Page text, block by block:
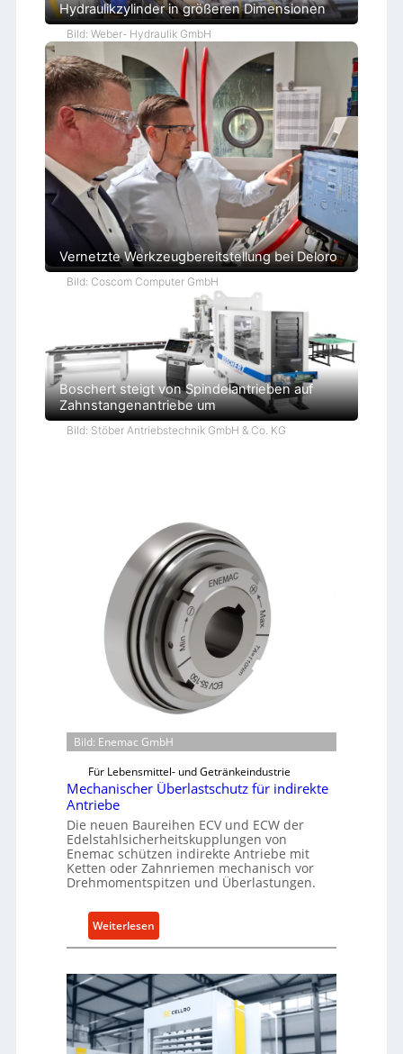
Hydraulikzylinder in größeren Dimensionen
Bild: Weber- Hydraulik GmbH
Vernetzte Werkzeugbereitstellung bei Deloro
Bild: Coscom Computer GmbH
Boschert steigt von Spindelantrieben auf
Zahnstangenantriebe um
Bild: Stöber Antriebstechnik GmbH & Co. KG
Bild: Enemac GmbH
Für Lebensmittel- und Getränkeindustrie
Mechanischer Überlastschutz für indirekte
Antriebe
Die neuen Baureihen ECV und ECW der
Edelstahlsicherheitskupplungen von
Enemac schützen indirekte Antriebe mit
Ketten oder Zahnriemen mechanisch vor
Drehmomentspitzen und Überlastungen.
Weiterlesen
M
c
h
n